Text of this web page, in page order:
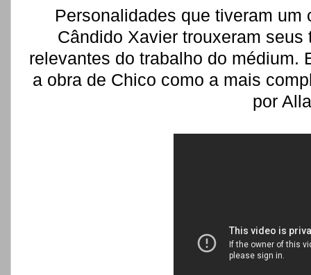
Personalidades que tiveram
Cândido Xavier trouxeram
relevantes do trabalho do médium.
a obra de Chico como a mais
por